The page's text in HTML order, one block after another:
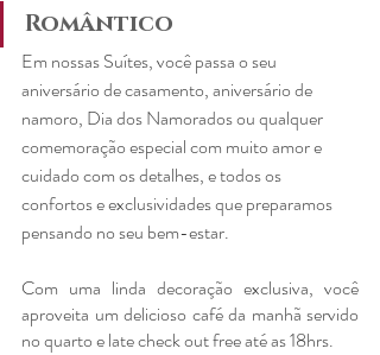
Romântico
Em nossas Suítes, você passa o seu
aniversário de casamento, aniversário de
namoro, Dia dos Namorados ou qualquer
comemoração especial com muito amor e
cuidado com os detalhes, e todos os
confortos e exclusividades que preparamos
pensando no seu bem-estar.
Com uma linda decoração exclusiva, você
aproveita um delicioso café da manhã servido
no quarto e late check out free até as 18hrs.